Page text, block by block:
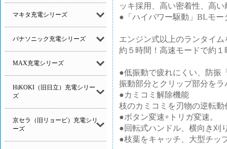
マキタ充電シリーズ
パナソニック充電シリーズ
MAX充電シリーズ
HiKOKI（旧日立）充電シリー
ズ
京セラ（旧リョービ）充電シリ
ーズ
ッキ採用、高い密着性、高
●「ハイパワー駆動」BLモー
エンジン式以上のランタイ
約５時間！高速モードで約
●低振動で疲れにくい、防振
振動部分とクリップ部分を
●カミコミ解除機能
枝のカミコミを刃物の逆転
●ボタン変速+トリガ変速。
●回転式ハンドル、横向き刈
●枝葉をキャッチ、大型チッ